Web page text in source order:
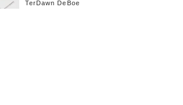
TerDawn DeBoe